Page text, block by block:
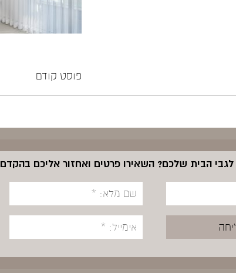
פוסט קודם
לגבי הבית שלכם? השאירו פרטים ואחזור אליכם בהקדם